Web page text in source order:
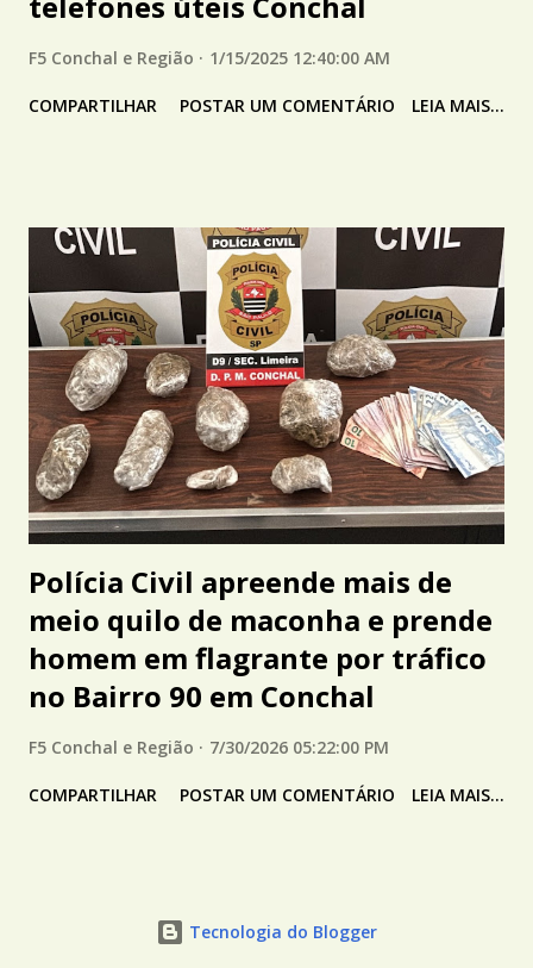
F5 Conchal e Região 1/15/2025 12:40:00 AM
COMPARTILHAR POSTAR UM COMENTÁRIO LEIA MAIS...
Polícia Civil apreende mais de
meio quilo de maconha e prende
homem em flagrante por tráfico
no Bairro 90 em Conchal
F5 Conchal e Região 7/30/2026 05:22:00 PM
COMPARTILHAR POSTAR UM COMENTÁRIO LEIA MAIS...
Tecnologia do Blogger